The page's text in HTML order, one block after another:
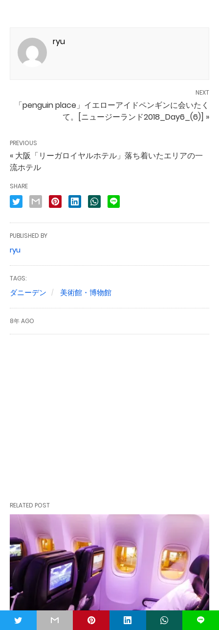
ryu
NEXT
「penguin place」イエローアイドペンギンに会いたく
て。[ニュージーランド2018_Day6_(6)] »
PREVIOUS
« 大阪「リーガロイヤルホテル」落ち着いたエリアの一
流ホテル
SHARE
PUBLISHED BY
ryu
TAGS:
ダニーデン 美術館・博物館
8年 AGO
RELATED POST